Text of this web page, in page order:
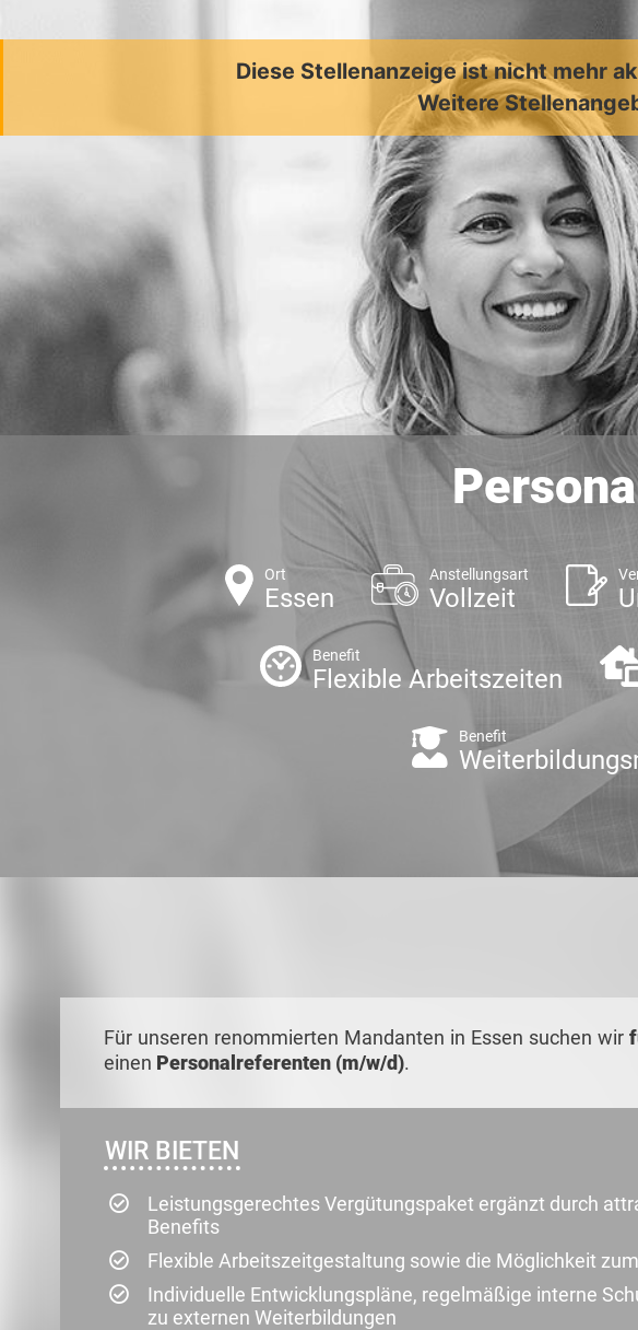
Diese Stellenanzeige ist nicht mehr
Weitere
Ort
Essen
Anstellungsart
Vollzeit
Benefit
Flexible Arbeitszeiten
Benefit
Für unseren renommierten Mandanten in Essen suchen wir
einen Personalreferenten (m/w/d).
WIR BIETEN
Leistungsgerechtes Vergütungspaket ergänzt durch
Benefits
Flexible Arbeitszeitgestaltung sowie die Möglichkeit
Individuelle Entwicklungspläne, regelmäßige interne
zu externen Weiterbildungen